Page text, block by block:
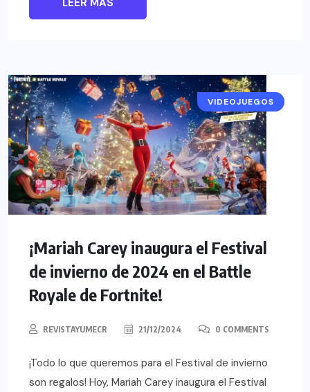
NOTICIAS
VIDEOJUEGOS
¡Mariah Carey inaugura el Festival
de invierno de 2024 en el Battle
Royale de Fortnite!
REVISTAYUMECR 21/12/2024 0 COMMENTS
¡Todo lo que queremos para el Festival de invierno
son regalos! Hoy, Mariah Carey inaugura el Festival